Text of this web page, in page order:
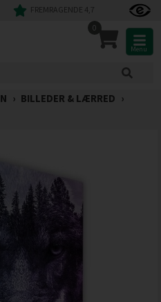
FREMRAGENDE 4,7
0
Menu
› BILLEDER & LÆRRED ›